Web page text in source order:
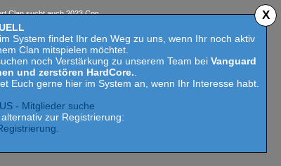
System findet Ihr den Weg zu uns, wenn Ihr noch aktiv
Clan mitspielen möchtet.
noch Verstärkung zu unserem Team bei Vanguard
und zerstören HardCore.
Euch gerne hier im System an, wenn Ihr Interesse habt.
- Mitglieder suche
zur Registrierung:
X
sucht auch 2023 Competition aktive Mitspieler für Call of Duty MW 2 -